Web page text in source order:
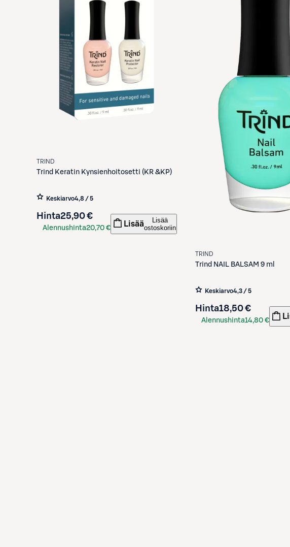
TRIND
Trind Keratin Kynsienhoitosetti (KR &KP)
Keskiarvo4,8 / 5
Hinta25,90 €
Alennushinta20,70 € Lisää
Lisää
ostoskoriin
TRIND
Trind NAIL BALSAM 9 ml
Keskiarvo4,3 / 5
Hinta18,50 €
Alennushinta14,80 €